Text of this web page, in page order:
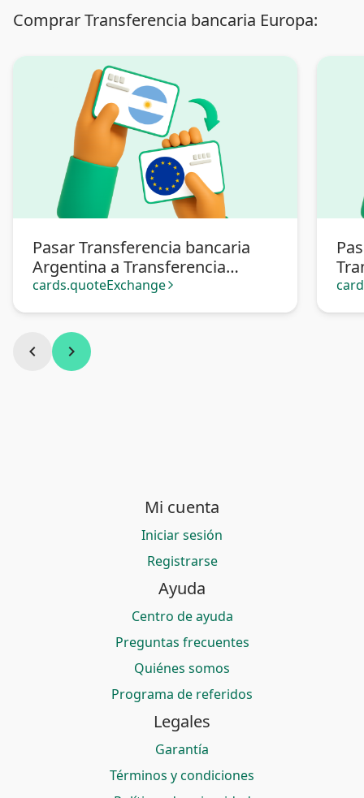
Comprar Transferencia bancaria Europa:
Pasar Transferencia bancaria
Argentina a Transferencia
bancaria Europa
cards.quoteExchange arrow_forward_ios
chevron_left chevron_right
Mi cuenta
Iniciar sesión
Registrarse
Ayuda
Centro de ayuda
Preguntas frecuentes
Quiénes somos
Programa de referidos
Legales
Garantía
Términos y condiciones